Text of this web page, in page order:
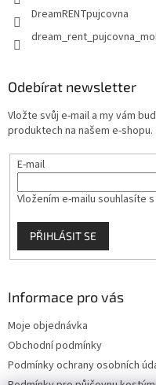
DreamRENTpujcovna
Odebírat newsletter
Vložte svůj e-mail a my vám
produktech na našem e-shopu.
E-mail
Vložením e-mailu souhlasíte s
PŘIHLÁSIT SE
Informace pro vás
Moje objednávka
Obchodní podmínky
Podmínky ochrany osobních